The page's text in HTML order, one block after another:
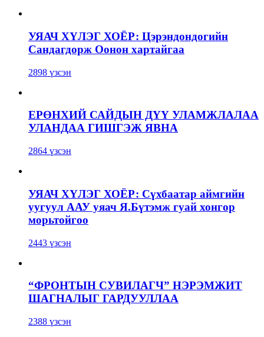
УЯАЧ ХҮЛЭГ ХОЁР: Цэрэндондогийн
Сандагдорж Оонон хартайгаа
2898 үзсэн
ЕРӨНХИЙ САЙДЫН ДҮҮ УЛАМЖЛАЛАА
УЛАНДАА ГИШГЭЖ ЯВНА
2864 үзсэн
УЯАЧ ХҮЛЭГ ХОЁР: Сүхбаатар аймгийн
уугуул ААУ уяач Я.Бүтэмж гуай хонгор
морьтойгоо
2443 үзсэн
“ФРОНТЫН СУВИЛАГЧ” НЭРЭМЖИТ
ШАГНАЛЫГ ГАРДУУЛЛАА
2388 үзсэн